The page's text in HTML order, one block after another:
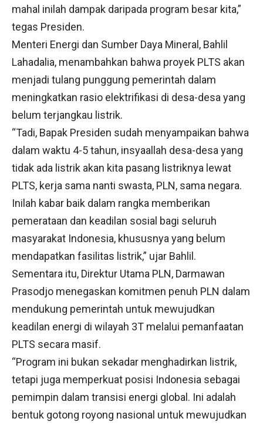
mahal inilah dampak daripada program besar kita,”
tegas Presiden.
Menteri Energi dan Sumber Daya Mineral, Bahlil
Lahadalia, menambahkan bahwa proyek PLTS akan
menjadi tulang punggung pemerintah dalam
meningkatkan rasio elektrifikasi di desa-desa yang
belum terjangkau listrik.
“Tadi, Bapak Presiden sudah menyampaikan bahwa
dalam waktu 4-5 tahun, insyaallah desa-desa yang
tidak ada listrik akan kita pasang listriknya lewat
PLTS, kerja sama nanti swasta, PLN, sama negara.
Inilah kabar baik dalam rangka memberikan
pemerataan dan keadilan sosial bagi seluruh
masyarakat Indonesia, khususnya yang belum
mendapatkan fasilitas listrik,” ujar Bahlil.
Sementara itu, Direktur Utama PLN, Darmawan
Prasodjo menegaskan komitmen penuh PLN dalam
mendukung pemerintah untuk mewujudkan
keadilan energi di wilayah 3T melalui pemanfaatan
PLTS secara masif.
“Program ini bukan sekadar menghadirkan listrik,
tetapi juga memperkuat posisi Indonesia sebagai
pemimpin dalam transisi energi global. Ini adalah
bentuk gotong royong nasional untuk mewujudkan